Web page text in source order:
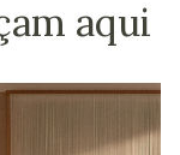
aqui